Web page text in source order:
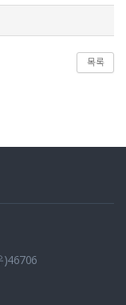
목록
)46706